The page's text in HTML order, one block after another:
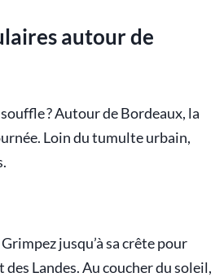
autour de
? Autour de Bordeaux, la
Loin du tumulte urbain,
jusqu’à sa crête pour
Landes. Au coucher du soleil,